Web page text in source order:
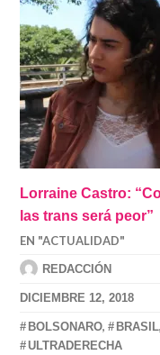
Lorraine Castro:
las trans será peor”
EN "ACTUALIDAD"
REDACCIÓN
DICIEMBRE 12, 2018
BOLSONARO, BRASIL,
ULTRADERECHA